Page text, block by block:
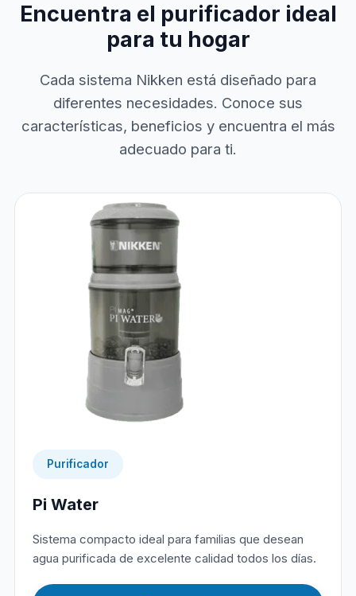
Encuentra el purificador ideal
para tu hogar
Cada sistema Nikken está diseñado para
diferentes necesidades. Conoce sus
características, beneficios y encuentra el más
adecuado para ti.
Purificador
Pi Water
Sistema compacto ideal para familias que desean
agua purificada de excelente calidad todos los días.